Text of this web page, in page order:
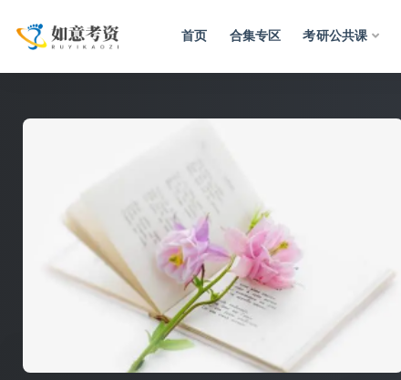
首页 合集专区 考研公共课